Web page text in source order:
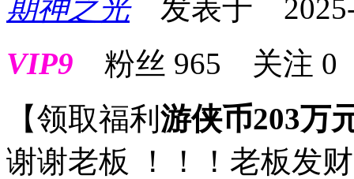
期神之光发表于 2025-
VIP9 粉丝 965 关注 0
【领取福利 游侠币203万
谢谢老板 ！！！老板发